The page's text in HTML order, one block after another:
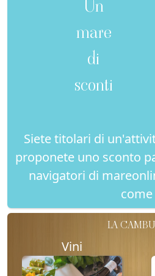
Un
mare
di
sconti
Siete titolari di
proponete uno sconto
navigatori di
come
LA
Vini